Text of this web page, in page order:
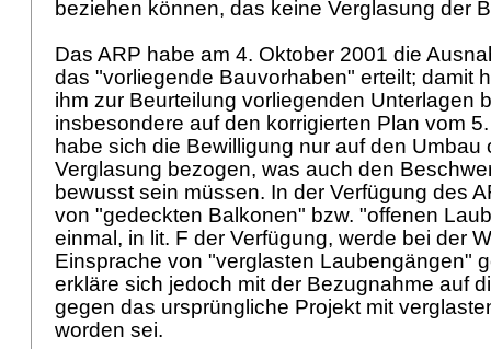
beziehen können, das keine Verglasung der
Das ARP habe am 4. Oktober 2001 die
das "vorliegende Bauvorhaben" erteilt; damit
ihm zur Beurteilung vorliegenden Unterlagen
insbesondere auf den korrigierten Plan vom
habe sich die Bewilligung nur auf den Umbau
Verglasung bezogen, was auch den
bewusst sein müssen. In der Verfügung des
von "gedeckten Balkonen" bzw. "offenen
einmal, in lit. F der Verfügung, werde bei der
Einsprache von "verglasten Laubengängen"
erkläre sich jedoch mit der Bezugnahme auf
gegen das ursprüngliche Projekt mit
worden sei.